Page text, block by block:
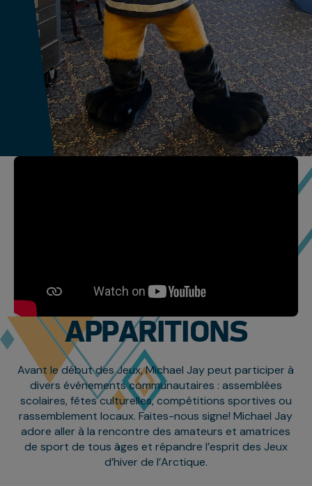
APPARITIONS
Avant le début des Jeux, Michael Jay peut participer à
divers événements communautaires : assemblées
scolaires, fêtes culturelles, compétitions sportives ou
rassemblement locaux. Faites-nous signe! Michael Jay
adore aller à la rencontre des amateurs et amatrices
de sport de tous âges et répandre l’esprit des Jeux
d’hiver de l’Arctique.